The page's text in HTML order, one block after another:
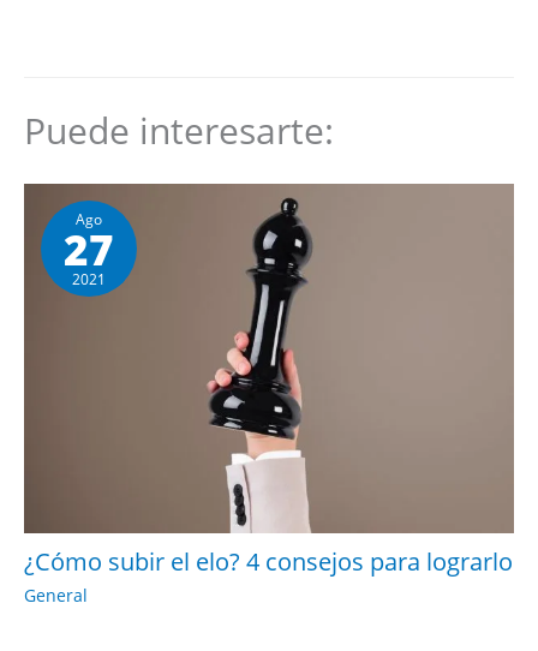
Puede interesarte:
Ago
27
2021
¿Cómo subir el elo? 4 consejos para lograrlo
General